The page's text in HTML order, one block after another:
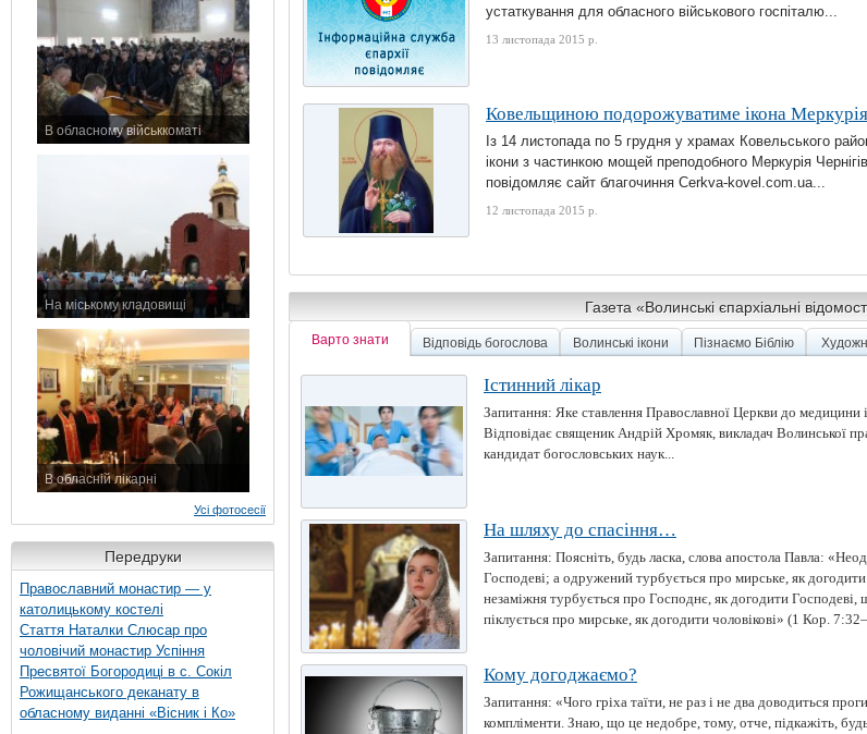
В обласному військкоматі
На міському кладовищі
В обласній лікарні
Усі фотосесії
Передруки
Православний монастир — у
католицькому костелі
Стаття Наталки Слюсар про
чоловічий монастир Успіння
Пресвятої Богородиці в с. Сокіл
Рожищанського деканату в
обласному виданні «Вісник і Ко»
устаткування для обласного військового госпіталю...
13 листопада 2015 р.
Ковельщиною подорожуватиме ікона Меркурія
Із 14 листопада по 5 грудня у храмах Ковельського
ікони з частинкою мощей преподобного Меркурія
повідомляє сайт благочиння Сerkva-kovel.com.ua...
12 листопада 2015 р.
Газета «Волинські єпархіальні
Варто знати Відповідь богослова Волинські ікони Пізнаємо Біблію
Істинний лікар
Запитання: Яке ставлення Православної Церкви до медицини і
Відповідає священик Андрій Хромяк, викладач Волинської
кандидат богословських наук...
На шляху до спасіння…
Запитання: Поясніть, будь ласка, слова апостола Павла:
Господевi; а одружений турбується про мирське, як
незаміжня турбується про Господнє, як догодити
пiклується про мирське, як догодити чоловiковi» (1 Кор.
Кому догоджаємо?
Запитання: «Чого гріха таїти, не раз і не два доводиться
компліменти. Знаю, що це недобре, тому, отче, підкажіть,